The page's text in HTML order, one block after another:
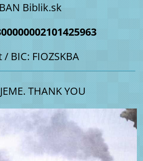
Biblik.sk
/ BIC: FIOZSKBA
THANK YOU